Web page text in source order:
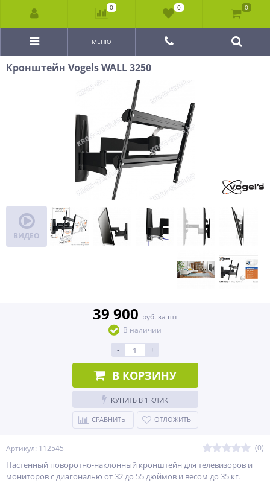
МЕНЮ
Кронштейн Vogels WALL 3250
ВИДЕО
Артикул: 112545 (0)
Настенный поворотно-наклонный кронштейн для телевизоров и
мониторов с диагональю от 32 до 55 дюймов и весом до 35 кг.
39 900 руб. за шт
В наличии
- +
В КОРЗИНУ
КУПИТЬ В 1 КЛИК
СРАВНИТЬ ОТЛОЖИТЬ
0 0 0